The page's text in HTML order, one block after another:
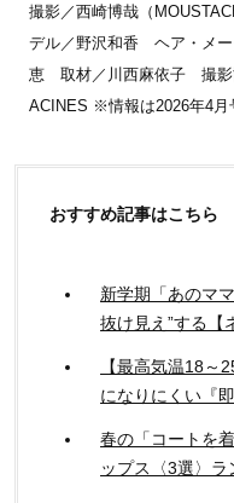
撮影／西崎博哉（
デル／野沢和香 ヘア・メ
恵 取材／川西麻依子 撮影
ACINES ※情報は2026年4月
おすすめ記事はこちら
新学期「あのマ
抜け見え”する【
【最高気温18
になりにくい『
春の「コートを
ップス〈3選〉